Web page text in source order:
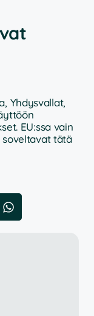
Yhdysvallat,
EU:ssa vain
tätä